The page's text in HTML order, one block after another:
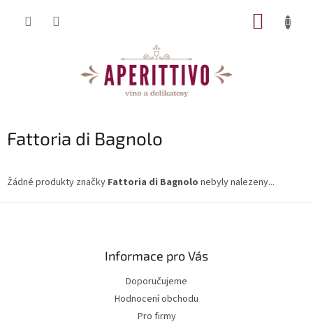
Fattoria di Bagnolo
Žádné produkty značky Fattoria di Bagnolo nebyly nalezeny...
Informace pro Vás
Doporučujeme
Hodnocení obchodu
Pro firmy